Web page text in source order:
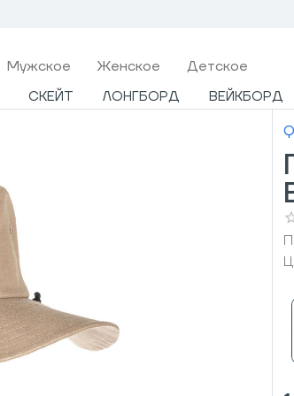
Мужcкое Женское Детское
СКЕЙТ ЛОНГБОРД ВЕЙКБОРД